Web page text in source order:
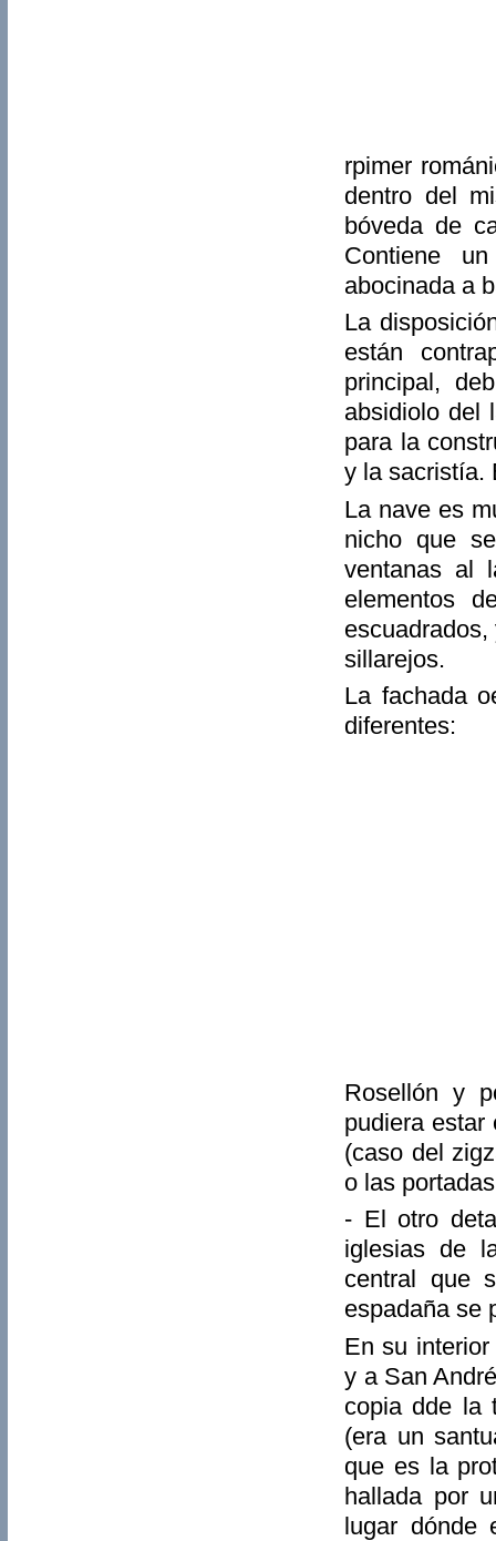
rpimer
dentro del
bóveda de
Contiene
abocinada a
La
están
principal,
absidiolo del
para la
y la sacristía.
La nave es
nicho que
ventanas al
elementos
sillarejos.
La fachada
diferentes:
Rosellón y
pudiera estar
(caso del
o las
- El otro
iglesias de
central que
espadaña se
En su
y a San
copia dde la
(era un
que es la
hallada por
lugar dónde